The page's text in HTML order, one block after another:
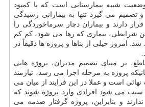
شبیه بیمارستانی است که با کمبود
تصمیم می گیرد تنها به بیمارانی رسیدگی
دارند و بیماران دچار سرماخوردگی را
شرایطی، بیماری که رها می شود، کم کم
امروز خیلی از بناها و پروژه ها دقیقاً در
بر مبنای تصمیم مدیران، پروژه هایی
پروژه به مرحله اجرا می رسد، نیازمند
است و عملا در این فرایند از میان می
سبب می شود افرادی وارد پروژه شوند که
و بنابراین، پروژه گرفتار صدمه می